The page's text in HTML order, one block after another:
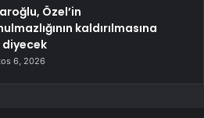
Özel’in
kaldırılmasına
diyecek
6, 2026